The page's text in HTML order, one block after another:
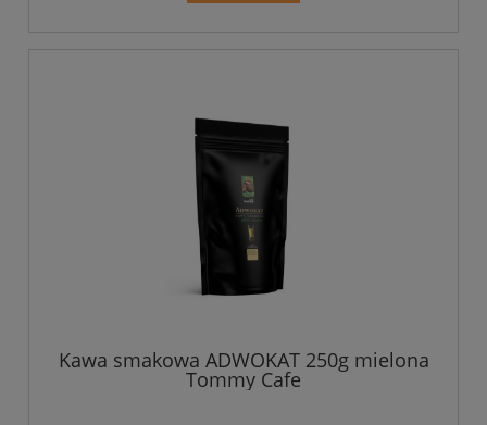
Kawa smakowa ADWOKAT 250g mielona
Tommy Cafe